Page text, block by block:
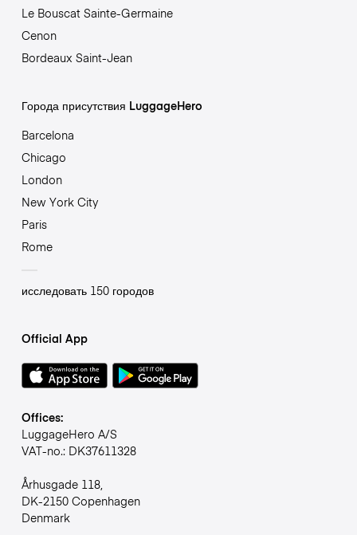
Le Bouscat Sainte-Germaine
Cenon
Bordeaux Saint-Jean
Города присутствия LuggageHero
Barcelona
Chicago
London
New York City
Paris
Rome
исследовать 150 городов
Official App
Offices:
LuggageHero A/S
VAT-no.: DK37611328
Århusgade 118,
DK-2150 Copenhagen
Denmark